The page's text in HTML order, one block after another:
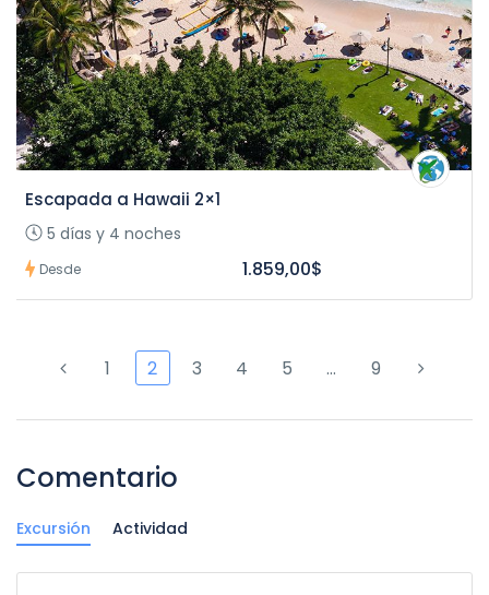
Escapada a Hawaii 2×1
5 días y 4 noches
Desde 1.859,00$
1 2 3 4 5 … 9
Comentario
Excursión Actividad